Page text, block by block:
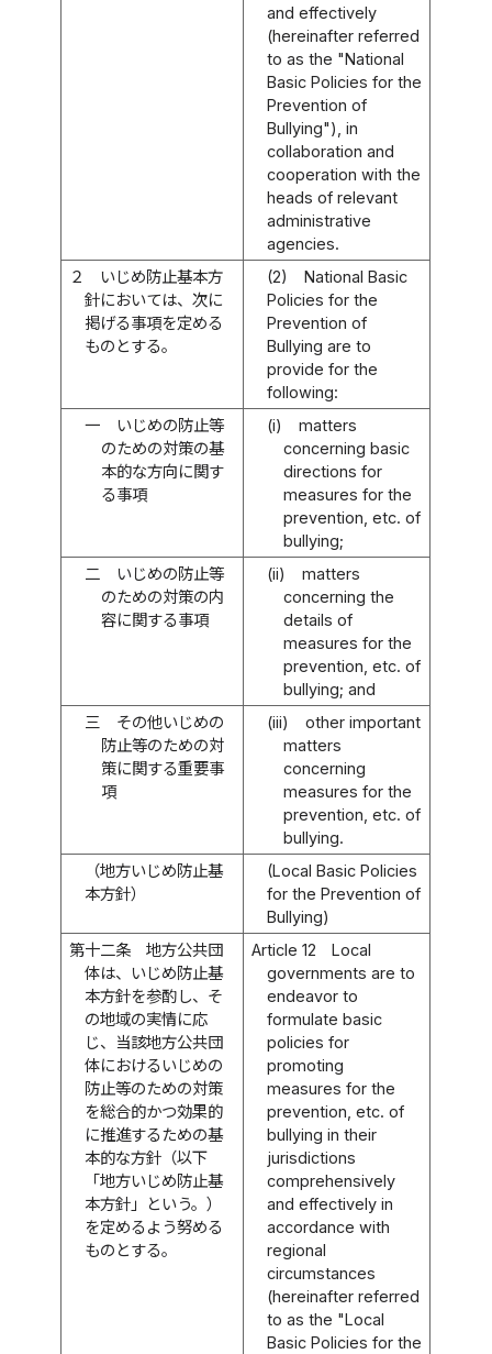
and effectively
(hereinafter referred
to as the "National
Basic Policies for the
Prevention of
Bullying"), in
collaboration and
cooperation with the
heads of relevant
administrative
agencies.
２
いじめ防止基本方
針においては、次に
掲げる事項を定める
ものとする。
(2)
National Basic
Policies for the
Prevention of
Bullying are to
provide for the
following:
一
いじめの防止等
のための対策の基
本的な方向に関す
る事項
(i)
matters
concerning basic
directions for
measures for the
prevention, etc. of
bullying;
二
いじめの防止等
のための対策の内
容に関する事項
(ii)
matters
concerning the
details of
measures for the
prevention, etc. of
bullying; and
三
その他いじめの
防止等のための対
策に関する重要事
項
(iii)
other important
matters
concerning
measures for the
prevention, etc. of
bullying.
（地方いじめ防止基
本方針）
(Local Basic Policies
for the Prevention of
Bullying)
第十二条
地方公共団
体は、いじめ防止基
本方針を参酌し、そ
の地域の実情に応
じ、当該地方公共団
体におけるいじめの
防止等のための対策
を総合的かつ効果的
に推進するための基
本的な方針（以下
「地方いじめ防止基
本方針」という。）
を定めるよう努める
ものとする。
Article 12
Local
governments are to
endeavor to
formulate basic
policies for
promoting
measures for the
prevention, etc. of
bullying in their
jurisdictions
comprehensively
and effectively in
accordance with
regional
circumstances
(hereinafter referred
to as the "Local
Basic Policies for the